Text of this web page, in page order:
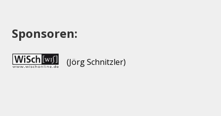
Sponsoren:
(Jörg Schnitzler)